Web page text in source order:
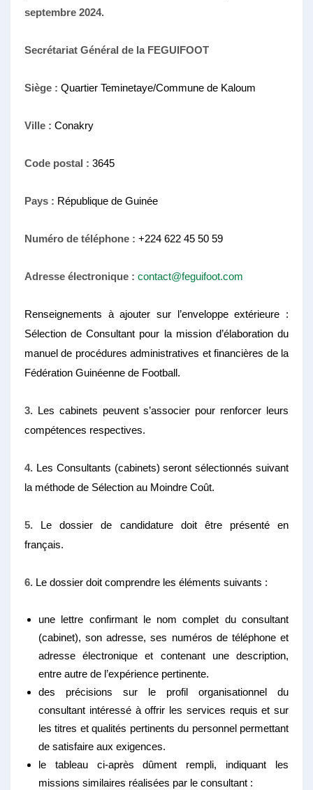
septembre 2024.
Secrétariat Général de la FEGUIFOOT
Siège : Quartier Teminetaye/Commune de Kaloum
Ville : Conakry
Code postal : 3645
Pays : République de Guinée
Numéro de téléphone : +224 622 45 50 59
Adresse électronique : contact@feguifoot.com
Renseignements à ajouter sur l’enveloppe extérieure :
Sélection de Consultant pour la mission d’élaboration du
manuel de procédures administratives et financières de la
Fédération Guinéenne de Football.
3. Les cabinets peuvent s’associer pour renforcer leurs
compétences respectives.
4. Les Consultants (cabinets) seront sélectionnés suivant
la méthode de Sélection au Moindre Coût.
5. Le dossier de candidature doit être présenté en
français.
6. Le dossier doit comprendre les éléments suivants :
une lettre confirmant le nom complet du consultant
(cabinet), son adresse, ses numéros de téléphone et
adresse électronique et contenant une description,
entre autre de l’expérience pertinente.
des précisions sur le profil organisationnel du
consultant intéressé à offrir les services requis et sur
les titres et qualités pertinents du personnel permettant
de satisfaire aux exigences.
le tableau ci-après dûment rempli, indiquant les
missions similaires réalisées par le consultant :